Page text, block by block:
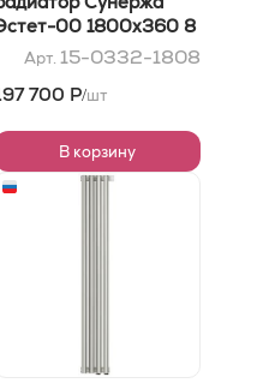
00 1800х360 8
секций, Тёмный титан
муар
Арт. 15-0332-1808
700 Р/шт
В корзину